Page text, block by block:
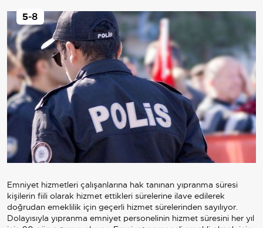
Emniyet hizmetleri çalışanlarına hak tanınan yıpranma süresi
kişilerin fiili olarak hizmet ettikleri sürelerine ilave edilerek
doğrudan emeklilik için geçerli hizmet sürelerinden sayılıyor.
Dolayısıyla yıpranma emniyet personelinin hizmet süresini her yıl
5-8